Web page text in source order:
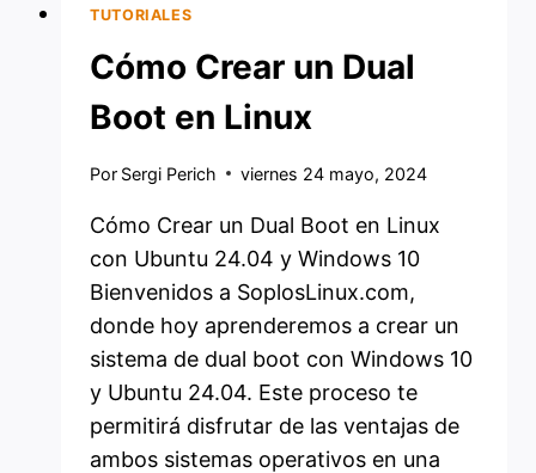
TUTORIALES
Cómo Crear un Dual
Boot en Linux
Por Sergi Perich viernes 24 mayo, 2024
Cómo Crear un Dual Boot en Linux
con Ubuntu 24.04 y Windows 10
Bienvenidos a SoplosLinux.com,
donde hoy aprenderemos a crear un
sistema de dual boot con Windows 10
y Ubuntu 24.04. Este proceso te
permitirá disfrutar de las ventajas de
ambos sistemas operativos en una